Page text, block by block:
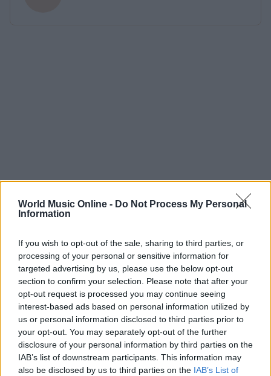
World Music Online - Do Not Process My Personal
Information
If you wish to opt-out of the sale, sharing to third parties, or
processing of your personal or sensitive information for
targeted advertising by us, please use the below opt-out
section to confirm your selection. Please note that after your
opt-out request is processed you may continue seeing
interest-based ads based on personal information utilized by
us or personal information disclosed to third parties prior to
your opt-out. You may separately opt-out of the further
disclosure of your personal information by third parties on the
IAB’s list of downstream participants. This information may
also be disclosed by us to third parties on the IAB’s List of
Continua a leggere
RECENSIONI